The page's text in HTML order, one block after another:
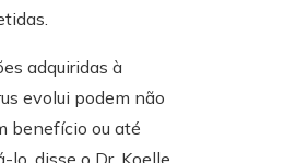
adquiridas à
evolui podem não
benefício ou até
lo, disse o Dr. Koelle.